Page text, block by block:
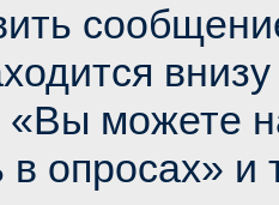
можете
в опросах» и